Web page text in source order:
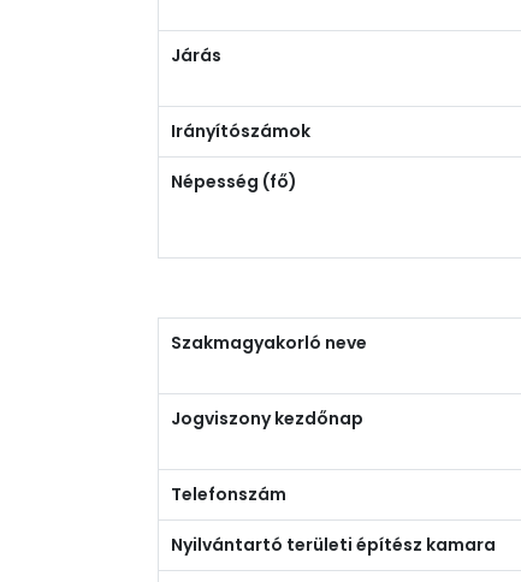
Járás
Irányítószámok
Népesség (fő)
Szakmagyakorló neve
Jogviszony kezdőnap
Telefonszám
Nyilvántartó területi építész kamara